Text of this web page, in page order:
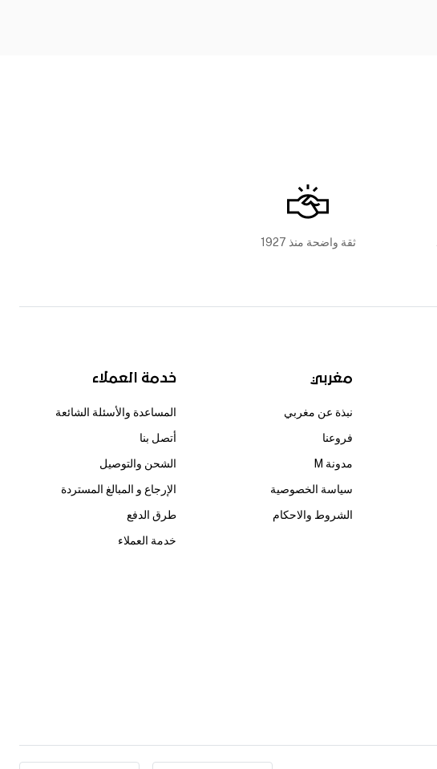
ثقة واضحة منذ 1927
مغربي
نبذة عن مغربي
فروعنا
مدونة M
سياسة الخصوصية
الشروط والاحكام
خدمة العملاء
المساعدة والأسئلة الشائعة
أتصل بنا
الشحن والتوصيل
الإرجاع و المبالغ المستردة
طرق الدفع
خدمة العملاء